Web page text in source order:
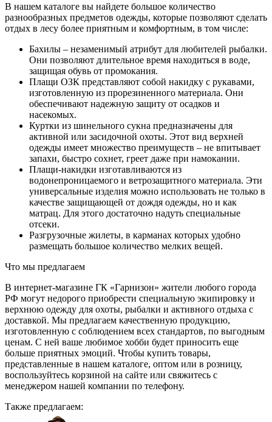
В нашем каталоге вы найдете большое количество
разнообразных предметов одежды, которые позволяют сделать
отдых в лесу более приятным и комфортным, в том числе:
Бахилы – незаменимый атрибут для любителей рыбалки.
Они позволяют длительное время находиться в воде,
защищая обувь от промокания.
Плащи ОЗК представляют собой накидку с рукавами,
изготовленную из прорезиненного материала. Они
обеспечивают надежную защиту от осадков и
насекомых.
Куртки из шинельного сукна предназначены для
активной или засидочной охоты. Этот вид верхней
одежды имеет множество преимуществ – не впитывает
запахи, быстро сохнет, греет даже при намокании.
Плащи-накидки изготавливаются из
водонепроницаемого и ветрозащитного материала. Эти
универсальные изделия можно использовать не только в
качестве защищающей от дождя одежды, но и как
матрац. Для этого достаточно надуть специальные
отсеки.
Разгрузочные жилеты, в карманах которых удобно
размещать большое количество мелких вещей.
Что мы предлагаем
В интернет-магазине ГК «Гарнизон» жители любого города
РФ могут недорого приобрести специальную экипировку и
верхнюю одежду для охоты, рыбалки и активного отдыха с
доставкой. Мы предлагаем качественную продукцию,
изготовленную с соблюдением всех стандартов, по выгодным
ценам. С ней ваше любимое хобби будет приносить еще
больше приятных эмоций. Чтобы купить товары,
представленные в нашем каталоге, оптом или в розницу,
воспользуйтесь корзиной на сайте или свяжитесь с
менеджером нашей компании по телефону.
Также предлагаем: